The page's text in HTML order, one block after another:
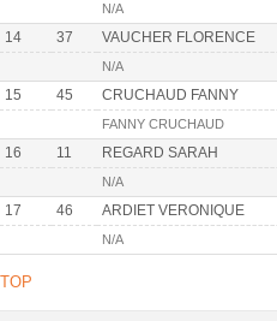
N/A
14 37 VAUCHER FLORENCE
N/A
15 45 CRUCHAUD FANNY
FANNY CRUCHAUD
16 11 REGARD SARAH
N/A
17 46 ARDIET VERONIQUE
N/A
TOP